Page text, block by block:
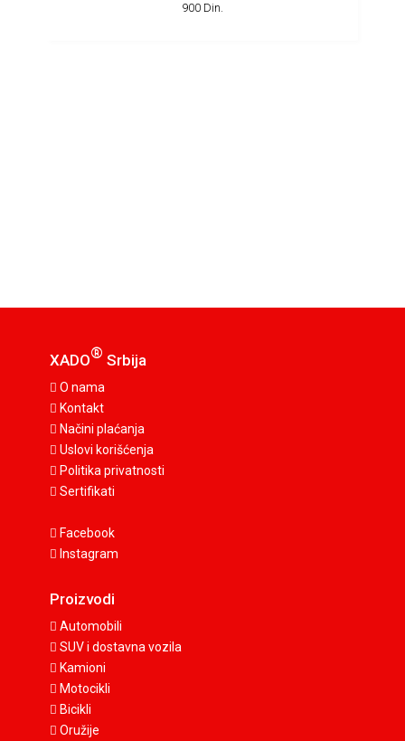
900 Din.
XADO® Srbija
O nama
Kontakt
Načini plaćanja
Uslovi korišćenja
Politika privatnosti
Sertifikati
Facebook
Instagram
Proizvodi
Automobili
SUV i dostavna vozila
Kamioni
Motocikli
Bicikli
Oružije